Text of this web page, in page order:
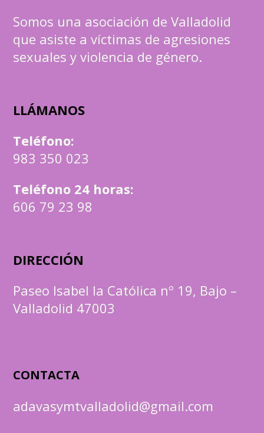
Somos una asociación de Valladolid
que asiste a víctimas de agresiones
sexuales y violencia de género.
LLÁMANOS
Teléfono:
983 350 023
Teléfono 24 horas:
606 79 23 98
DIRECCIÓN
Paseo Isabel la Católica nº 19, Bajo –
Valladolid 47003
CONTACTA
adavasymtvalladolid@gmail.com